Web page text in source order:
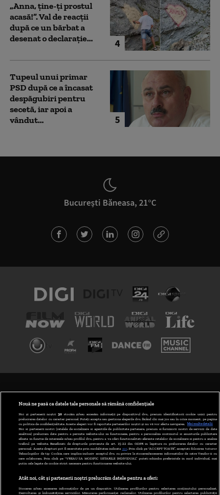
4
„Anna, ţine-ţi prostul
acasă!”. Val de reacții
după ce un bărbat a
desenat o declarație...
5
Tupeul unui primar
PSD după ce a încasat
despăgubiri pentru
secetă, iar apoi a
vândut...
București Băneasa, 21°C
ABONARE DIGI TV
GESTIONAȚI PREFERINȚELE
CODUL DIGI24
CAMERE WEB
CONTACT/INFO
Nouă ne pasă ca datele tale personale să rămână confidențiale
Noi și partenerii noștri 30stocăm și/sau accesăm informații pe dispozitivul dvs., precum identificatorii cookie unici pentru
prelucrarea datelor cu caracter personal. Puteți accepta sau gestiona alegerile dvs. făcând clic mai jos sau în orice moment, pe pagina
cu politica de confidențialitate. Aceste alegeri vor fi raportate partenerilor noștri și nu vă vor afecta navigarea.
Mai multe detalii
Noi si partenerii nostri (retelele de socializare si agentiile de publicitate partenere, precum si furnizorii nostri de servicii de date
analitice) prelucram date pentru a permite website-ului sa functioneze, pentru a personaliza continutul si anunturile publicitare
afisate in functie de interesele si/sau profilul dvs., pentru a va oferi functionalitati aferente retelelor de socializare si pentru a analiza
traficul pe website. Beneficiati de drepturile prevazute de art. 15-22 din GDPR in legatura cu prelucrarea datelor cu caracter
personal. Aceste drepturi pot fi exercitate prin modalitatea indicata aici. Prin click pe “ACCEPT TOATE”, acceptati folosirea tuturor
Tehnologiilor de tip Cookie, care implica inclusiv acceptul dvs. cu privire la stocarea/accesarea informatiilor de catre Vendor-ii cu
care colaboram. Prin click pe “VREAU SA MODIFIC SETARILE INDIVIDUAL” puteti schimba preferintele in mod individual, mai
putin cele legate de cookie strict necesare pentru functionarea website-ului.
Atât noi, cât și partenerii noștri prelucrăm datele pentru a oferi:
Stocarea și/sau accesarea informațiilor de pe un dispozitiv. Utilizarea profilurilor pentru selectarea conținutului personalizat.
Dezvoltarea și îmbunătățirea serviciilor. Măsurarea performanței reclamelor. Utilizarea profilurilor pentru selectarea publicității